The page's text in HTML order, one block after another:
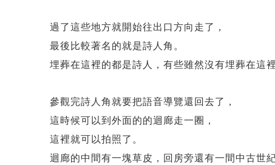
過了這些地方就開始往出口方向走了，
最後比較著名的就是詩人角。
埋葬在這裡的都是詩人，有些雖然沒有埋葬在這
參觀完詩人角就要把語音導覽還回去了，
這時候可以到外面的的迴廊走一圈，
這裡就可以拍照了。
迴廊的中間有一塊草皮，回房旁還有一間中古世